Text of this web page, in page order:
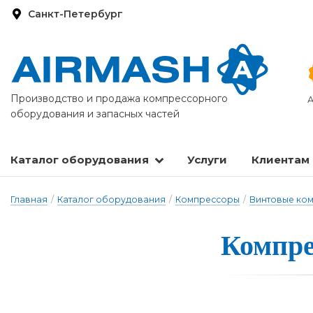
Санкт-Петербург
Производство и продажа компрессорного
оборудования и запасных частей
Каталог оборудования Услуги Клиентам
Главная / Каталог оборудования / Компрессоры / Винтовые